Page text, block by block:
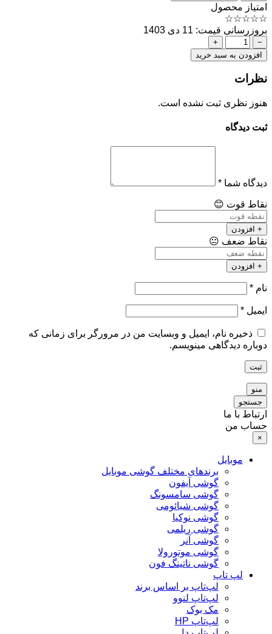
امتیاز محصول
☆
☆
☆
☆
☆
بروزرسانی قیمت: 11 دی 1403
−
+
افزودن به سبد خرید
نظرات
هنوز نظری ثبت نشده است.
ثبت دیدگاه
دیدگاه شما *
نقاط قوت 😊
+ افزودن
نقاط ضعف 😐
+ افزودن
نام *
ایمیل *
ذخیره نام، ایمیل و وبسایت من در مرورگر برای زمانی که
دوباره دیدگاهی مینویسم.
ثبت
منو
جستجو
ارتباط با ما
حساب من
×
موبایل
برندهای مختلف گوشی موبایل
گوشی آیفون
گوشی سامسونگ
گوشی شیائومی
گوشی نوکیا
گوشی ریلمی
گوشی آنر
گوشی موتورولا
گوشی ناتینگ فون
لپ تاپ
لپ‌تاپ بر اساس برند
لپ‌تاپ لنوو
مک بوک
لپ‌تاپ HP